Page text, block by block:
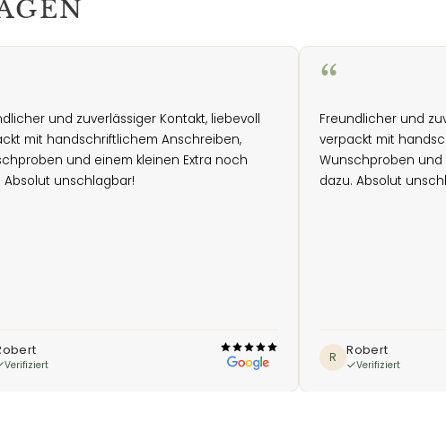
und zuverlässiger Kontakt, liebevoll
mit handschriftlichem Anschreiben,
und einem kleinen Extra noch
Absolut unschlagbar!
Verifiziert
“
Freundlicher und
verpackt mit
Wunschproben und
dazu. Absolut
R Robert
Verifiziert